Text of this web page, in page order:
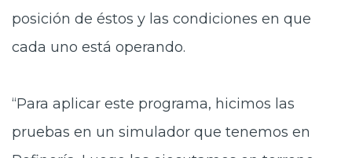
posición de éstos y las condiciones en que
cada uno está operando.
“Para aplicar este programa, hicimos las
pruebas en un simulador que tenemos en